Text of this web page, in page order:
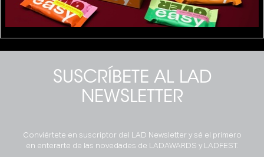
SUSCRÍBETE AL LAD
NEWSLETTER
Conviértete en suscriptor del LAD Newsletter y sé el primero
en enterarte de las novedades de LADAWARDS y LADFEST.